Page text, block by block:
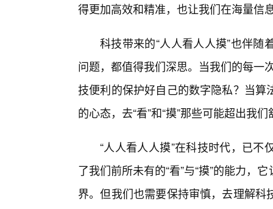
得更加高效和精准，也让我们在海量信
科技带来的“人人看人人摸”也伴
问题，都值得我们深思。当我们的每一
技便利的保护好自己的数字隐私？当
的心态，去“看”和“摸”那些可能超出我
“人人看人人摸”在科技时代，已
了我们前所未有的“看”与“摸”的能力，
界。但我们也需要保持审慎，去理解